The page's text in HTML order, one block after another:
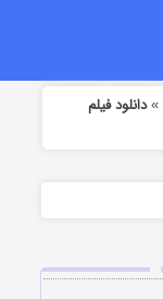
»دانلود فیلم